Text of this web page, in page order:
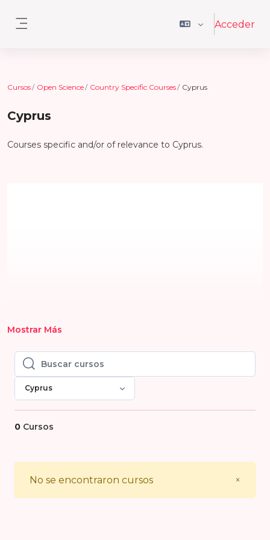
Acceder
Cursos Open Science Country Specific Courses Cyprus
Cyprus
Courses specific and/or of relevance to Cyprus.
Mostrar Más
Buscar cursos
Buscar cursos
Cyprus
0 Cursos
×
No se encontraron cursos